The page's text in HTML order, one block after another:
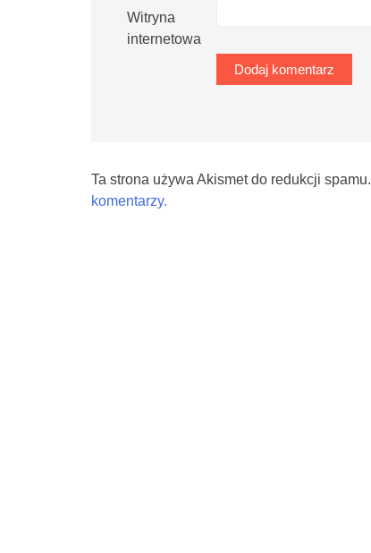
Witryna
internetowa
Ta strona używa Akismet do redukcji spamu.
komentarzy.